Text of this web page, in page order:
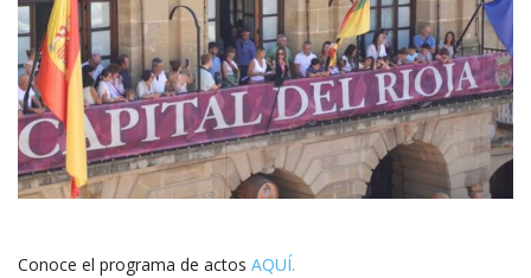
Conoce el programa de actos AQUÍ.